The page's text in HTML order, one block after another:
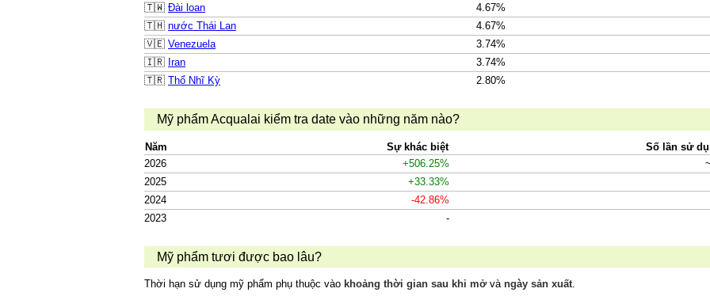
🇹🇼 Đài loan 4.67%
🇹🇭 nước Thái Lan 4.67%
🇻🇪 Venezuela 3.74%
🇮🇷 Iran 3.74%
🇹🇷 Thổ Nhĩ Kỳ 2.80%
Mỹ phẩm Acqualai kiểm tra date vào những năm nào?
Năm Sự khác biệt
Số lần sử
2026
+506.25%
2025
+33.33%
2024
-42.86%
2023
-
Mỹ phẩm tươi được bao lâu?
Thời hạn sử dụng mỹ phẩm phụ thuộc vào khoảng thời gian sau khi mởvà ngày sản xuất.